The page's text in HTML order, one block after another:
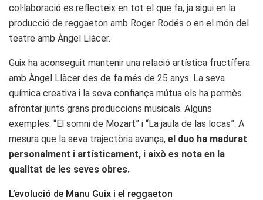
col·laboració es reflecteix en tot el que fa, ja sigui en la
producció de reggaeton amb Roger Rodés o en el món del
teatre amb Àngel Llàcer.
Guix ha aconseguit mantenir una relació artística fructífera
amb Àngel Llàcer des de fa més de 25 anys. La seva
química creativa i la seva confiança mútua els ha permès
afrontar junts grans produccions musicals. Alguns
exemples: “El somni de Mozart” i “La jaula de las locas”. A
mesura que la seva trajectòria avança, el duo ha madurat
personalment i artísticament, i això es nota en la
qualitat de les seves obres.
L’evolució de Manu Guix i el reggaeton